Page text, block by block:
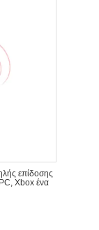
επίδοσης
Xbox ένα